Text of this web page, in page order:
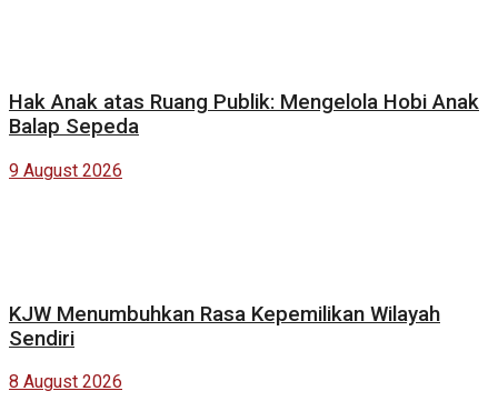
Hak Anak atas Ruang Publik: Mengelola Hobi Anak
Balap Sepeda
9 August 2026
KJW Menumbuhkan Rasa Kepemilikan Wilayah
Sendiri
8 August 2026